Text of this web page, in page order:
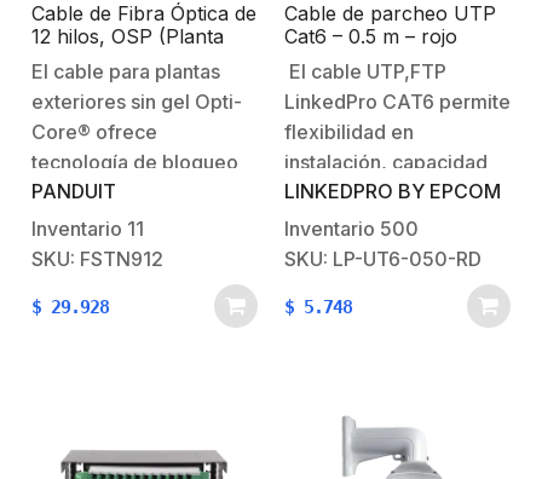
Cable de Fibra Óptica de
12 hilos, OSP (Planta
Externa), No Armada
(Dieléctrica), 250um,
Monomodo OS2, Precio
Por Metro
El cable para plantas
exteriores sin gel Opti-
Core® ofrece
tecnología de bloqueo
de agua en seco,
resistencia a los rayos
UV y alta densidad para
cumplimiento de normas
disponible…
PANDUIT
Inventario 11
SKU: FSTN912
$ 29.928
Cable de parcheo UTP
Cat6 – 0.5 m – rojo
El cable UTP,FTP
LinkedPro CAT6 permite
flexibilidad en
instalación, capacidad
de crecimiento y
facilidad de
administración. Es un
rendimiento y completa
APANTALLADO (UTP,
Unshielded Twisted
LINKEDPRO BY EPCOM
Inventario 500
SKU: LP-UT6-050-RD
$ 5.748